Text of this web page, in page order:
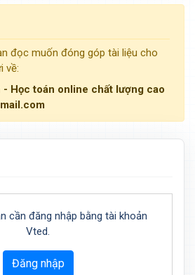
đọc muốn đóng góp tài liệu cho
về:
- Học toán online chất lượng cao
cần đăng nhập bằng tài khoản
Vted.
Đăng nhập